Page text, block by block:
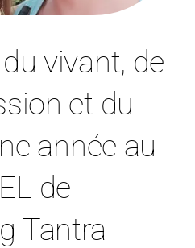
vivant, de
et du
année au
de
Tantra